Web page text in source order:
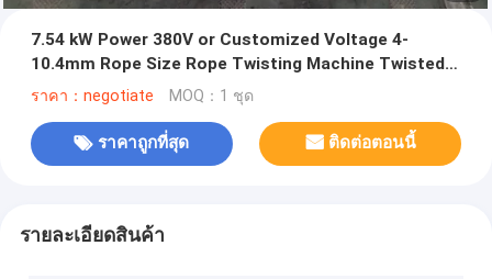
7.54 kW Power 380V or Customized Voltage 4-
10.4mm Rope Size Rope Twisting Machine Twisted
Rope Making Machine
ราคา：negotiate MOQ：1 ชุด
ราคาถูกที่สุด ติดต่อตอนนี้
รายละเอียดสินค้า